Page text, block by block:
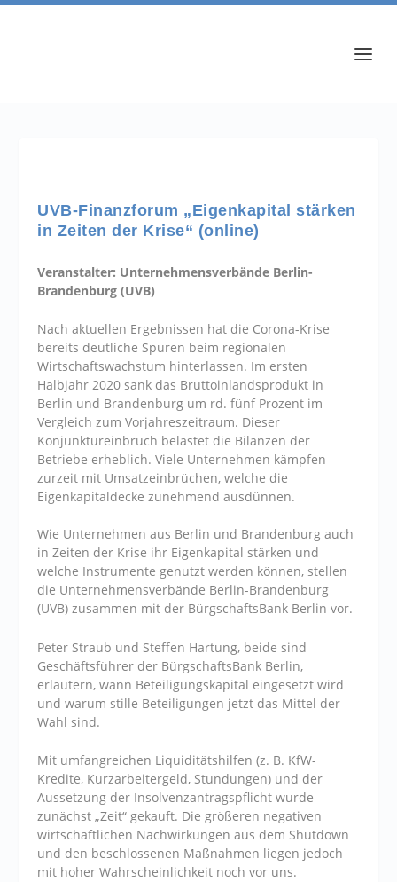
UVB-Finanzforum „Eigenkapital stärken
in Zeiten der Krise“ (online)
Veranstalter: Unternehmensverbände Berlin-
Brandenburg (UVB)
Nach aktuellen Ergebnissen hat die Corona-Krise
bereits deutliche Spuren beim regionalen
Wirtschaftswachstum hinterlassen. Im ersten
Halbjahr 2020 sank das Bruttoinlandsprodukt in
Berlin und Brandenburg um rd. fünf Prozent im
Vergleich zum Vorjahreszeitraum. Dieser
Konjunktureinbruch belastet die Bilanzen der
Betriebe erheblich. Viele Unternehmen kämpfen
zurzeit mit Umsatzeinbrüchen, welche die
Eigenkapitaldecke zunehmend ausdünnen.
Wie Unternehmen aus Berlin und Brandenburg auch
in Zeiten der Krise ihr Eigenkapital stärken und
welche Instrumente genutzt werden können, stellen
die Unternehmensverbände Berlin-Brandenburg
(UVB) zusammen mit der BürgschaftsBank Berlin vor.
Peter Straub und Steffen Hartung, beide sind
Geschäftsführer der BürgschaftsBank Berlin,
erläutern, wann Beteiligungskapital eingesetzt wird
und warum stille Beteiligungen jetzt das Mittel der
Wahl sind.
Mit umfangreichen Liquiditätshilfen (z. B. KfW-
Kredite, Kurzarbeitergeld, Stundungen) und der
Aussetzung der Insolvenzantragspflicht wurde
zunächst „Zeit“ gekauft. Die größeren negativen
wirtschaftlichen Nachwirkungen aus dem Shutdown
und den beschlossenen Maßnahmen liegen jedoch
mit hoher Wahrscheinlichkeit noch vor uns.